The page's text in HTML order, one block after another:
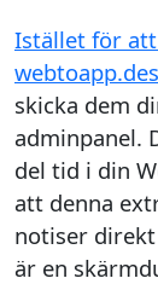
Istället för
skicka dem
adminpanel.
del tid i din
att denna
notiser
är en